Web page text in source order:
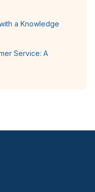
a Knowledge
Service: A